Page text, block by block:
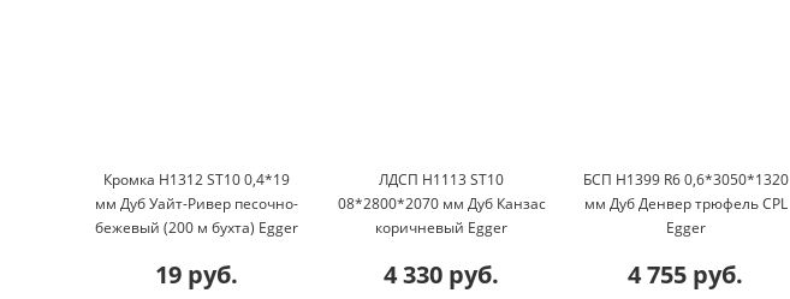
Кромка H1312 ST10 0,4*19
мм Дуб Уайт-Ривер песочно-
бежевый (200 м бухта) Egger
19 руб.
ЛДСП H1113 ST10
08*2800*2070 мм Дуб Канзас
коричневый Egger
4 330 руб.
БСП H1399 R6 0,6*3050*1320
мм Дуб Денвер трюфель CPL
Egger
4 755 руб.